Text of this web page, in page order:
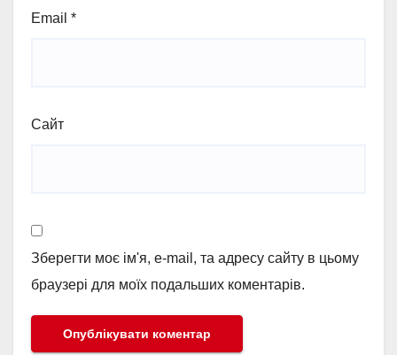
Email *
Сайт
Зберегти моє ім'я, e-mail, та адресу сайту в цьому
браузері для моїх подальших коментарів.